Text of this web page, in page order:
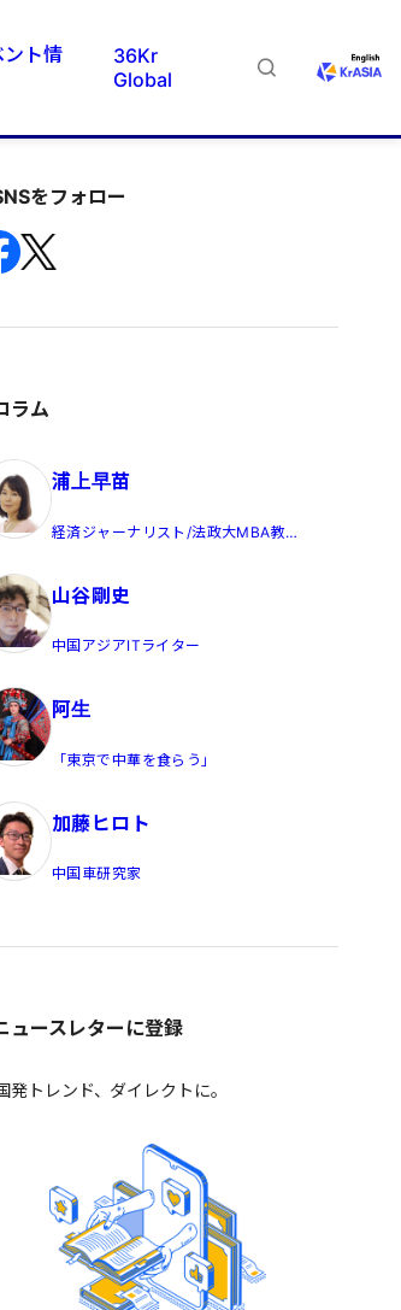
ント情
36Kr
Global
をフォロー
ラム
浦上早苗
経済ジャーナリスト/法政大MBA教
山谷剛史
中国アジアITライター
阿生
「東京で中華を食らう」
加藤ヒロト
中国車研究家
ュースレターに登録
発トレンド、ダイレクトに。